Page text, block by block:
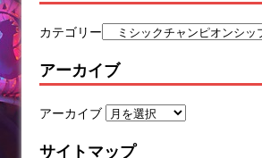
カテゴリー
アーカイブ
アーカイブ
サイトマップ